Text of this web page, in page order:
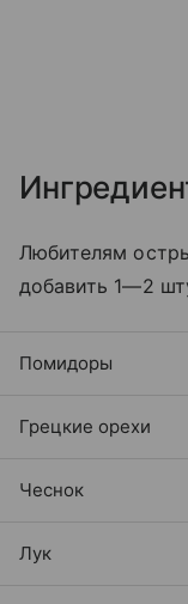
Любителям
добавить 1—2
Помидоры
Грецкие орехи
Чеснок
Лук